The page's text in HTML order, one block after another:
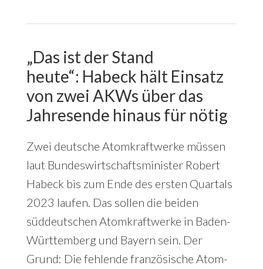
„Das ist der Stand
heute“: Habeck hält Einsatz
von zwei AKWs über das
Jahresende hinaus für nötig
Zwei deutsche Atomkraftwerke müssen
laut Bundeswirtschaftsminister Robert
Habeck bis zum Ende des ersten Quartals
2023 laufen. Das sollen die beiden
süddeutschen Atomkraftwerke in Baden-
Württemberg und Bayern sein. Der
Grund: Die fehlende französische Atom-